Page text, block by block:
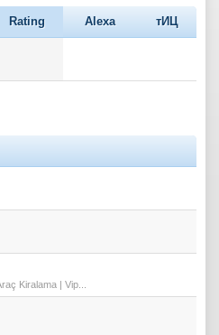
Rating Alexa тИЦ
Kiralama | Vip...